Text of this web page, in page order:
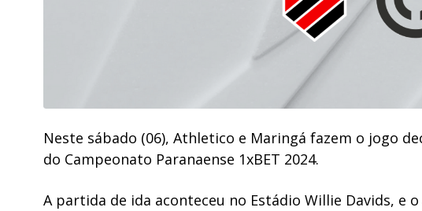
Neste sábado (06), Athletico e Maringá fazem o jogo
do Campeonato Paranaense 1xBET 2024.
A partida de ida aconteceu no Estádio Willie Davids, e